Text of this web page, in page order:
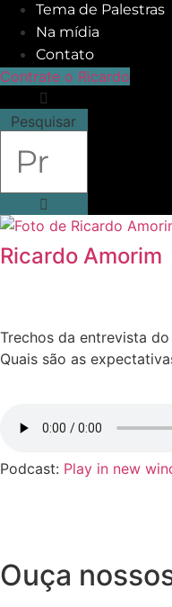
Tema de Palestras
Na mídia
Contato
Contrate o Ricardo
Pesquisar
Ricardo Amorim
Trechos da entrevista
Quais são as
Podcast: Play in new
Ouça